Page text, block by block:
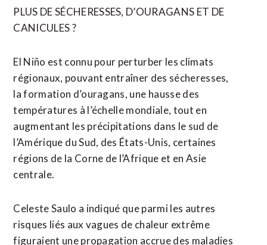
PLUS DE SÉCHERESSES, D’OURAGANS ET DE
CANICULES ?
El Niño est connu pour perturber les climats
régionaux, pouvant entraîner des sécheresses,
la formation d’ouragans, une ⁠hausse ‌des
températures à l’échelle mondiale, tout en
augmentant les précipitations dans le sud de
l’Amérique ⁠du Sud, des États-Unis, certaines
régions de la Corne de l’Afrique et en ​Asie
centrale.
Celeste Saulo ​a indiqué que parmi les autres
risques liés aux vagues de chaleur extrême
figuraient une propagation accrue des maladies